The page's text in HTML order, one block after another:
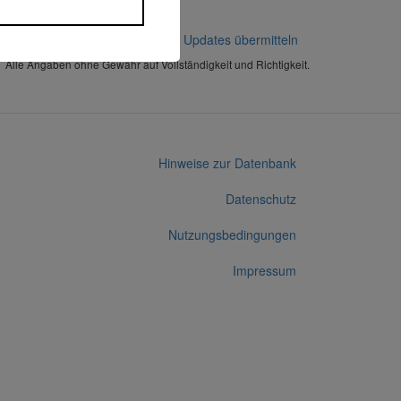
Korrekturen / Updates übermitteln
Alle Angaben ohne Gewähr auf Vollständigkeit und Richtigkeit.
Hinweise zur Datenbank
Datenschutz
Nutzungsbedingungen
Impressum